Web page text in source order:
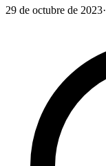
29 de octubre de 2023·